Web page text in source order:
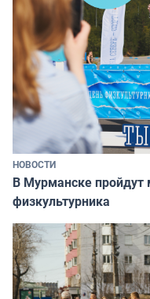
НОВОСТИ
В Мурманске пройдут
физкультурника